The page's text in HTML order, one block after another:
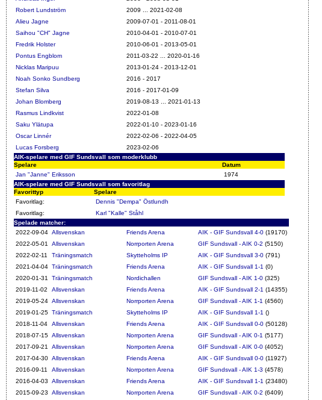
Robert Lundström
2009 ... 2021-02-08
Alieu Jagne
2009-07-01 - 2011-08-01
Saihou "CH" Jagne
2010-04-01 - 2010-07-01
Fredrik Holster
2010-06-01 - 2013-05-01
Pontus Engblom
2011-03-22 ... 2020-01-16
Nicklas Maripuu
2013-01-24 - 2013-12-01
Noah Sonko Sundberg
2016 - 2017
Stefan Silva
2016 - 2017-01-09
Johan Blomberg
2019-08-13 ... 2021-01-13
Rasmus Lindkvist
2022-01-08
Saku Ylätupa
2022-01-10 - 2023-01-16
Oscar Linnér
2022-02-06 - 2022-04-05
Lucas Forsberg
2023-02-06
AIK-spelare med GIF Sundsvall som moderklubb
Spelare
Datum
Jan "Janne" Eriksson
1974
AIK-spelare med GIF Sundsvall som favoritlag
Favorittyp
Spelare
Favoritlag:
Dennis "Dempa" Östlundh
Favoritlag:
Karl "Kalle" Ståhl
Spelade matcher:
2022-09-04 Allsvenskan Friends Arena AIK - GIF Sundsvall 4-0 (19170)
2022-05-01
Allsvenskan Norrporten Arena GIF Sundsvall - AIK 0-2 (5150)
2022-02-11
Träningsmatch Skytteholms IP AIK - GIF Sundsvall 3-0 (791)
2021-04-04 Träningsmatch Friends Arena AIK - GIF Sundsvall 1-1 (0)
2020-01-31
Träningsmatch Nordichallen GIF Sundsvall - AIK 1-0 (325)
2019-11-02
Allsvenskan Friends Arena AIK - GIF Sundsvall 2-1 (14355)
2019-05-24 Allsvenskan Norrporten Arena GIF Sundsvall - AIK 1-1 (4560)
2019-01-25 Träningsmatch Skytteholms IP AIK - GIF Sundsvall 1-1 ()
2018-11-04
Allsvenskan Friends Arena AIK - GIF Sundsvall 0-0 (50128)
2018-07-15 Allsvenskan Norrporten Arena GIF Sundsvall - AIK 0-1 (5177)
2017-09-21
Allsvenskan Norrporten Arena GIF Sundsvall - AIK 0-0 (4052)
2017-04-30 Allsvenskan Friends Arena AIK - GIF Sundsvall 0-0 (11927)
2016-09-11
Allsvenskan Norrporten Arena GIF Sundsvall - AIK 1-3 (4578)
2016-04-03
Allsvenskan Friends Arena AIK - GIF Sundsvall 1-1 (23480)
2015-09-23
Allsvenskan Norrporten Arena GIF Sundsvall - AIK 0-2 (6409)